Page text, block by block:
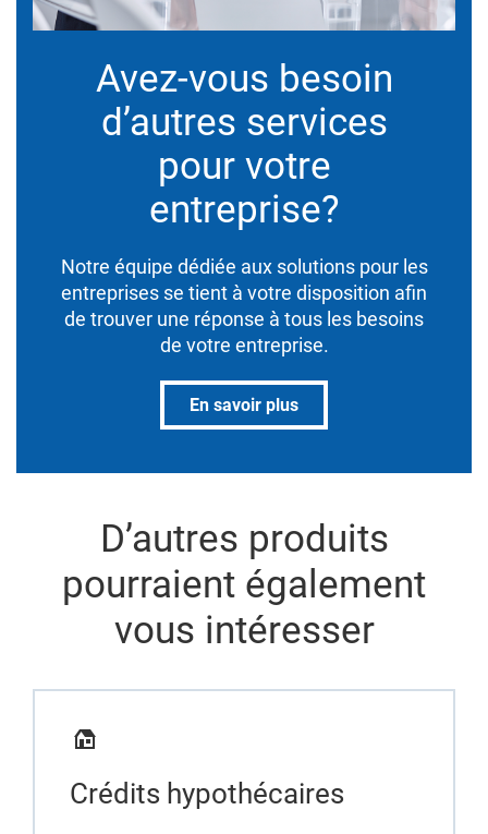
Avez-vous besoin
d’autres services
pour votre
entreprise?
Notre équipe dédiée aux solutions pour les
entreprises se tient à votre disposition afin
de trouver une réponse à tous les besoins
de votre entreprise.
En savoir plus
D’autres produits
pourraient également
vous intéresser
Crédits hypothécaires